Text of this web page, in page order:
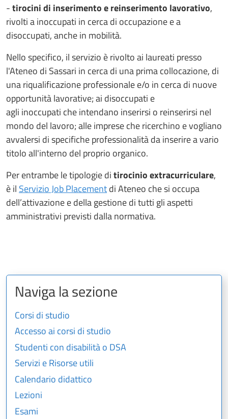
-tirocini di inserimento e reinserimento lavorativo,
rivolti a inoccupati in cerca di occupazione e a
disoccupati, anche in mobilità.
Nello specifico, il servizio è rivolto ai laureati presso
l'Ateneo di Sassari in cerca di una prima collocazione, di
una riqualificazione professionale e/o in cerca di nuove
opportunità lavorative; ai disoccupati e
agli inoccupati che intendano inserirsi o reinserirsi nel
mondo del lavoro; alle imprese che ricerchino e vogliano
avvalersi di specifiche professionalità da inserire a vario
titolo all'interno del proprio organico.
Per entrambe le tipologie ditirocinio extracurriculare,
è il Servizio Job Placementdi Ateneo che si occupa
dell’attivazione e della gestione di tutti gli aspetti
amministrativi previsti dalla normativa.
Naviga la sezione
Corsi di studio
Accesso ai corsi di studio
Studenti con disabilità o DSA
Servizi e Risorse utili
Calendario didattico
Lezioni
Esami